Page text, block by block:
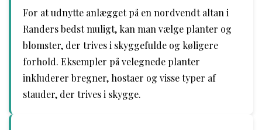
For at udnytte anlægget på en nordvendt altan i
Randers bedst muligt, kan man vælge planter og
blomster, der trives i skyggefulde og køligere
forhold. Eksempler på velegnede planter
inkluderer bregner, hostaer og visse typer af
stauder, der trives i skygge.